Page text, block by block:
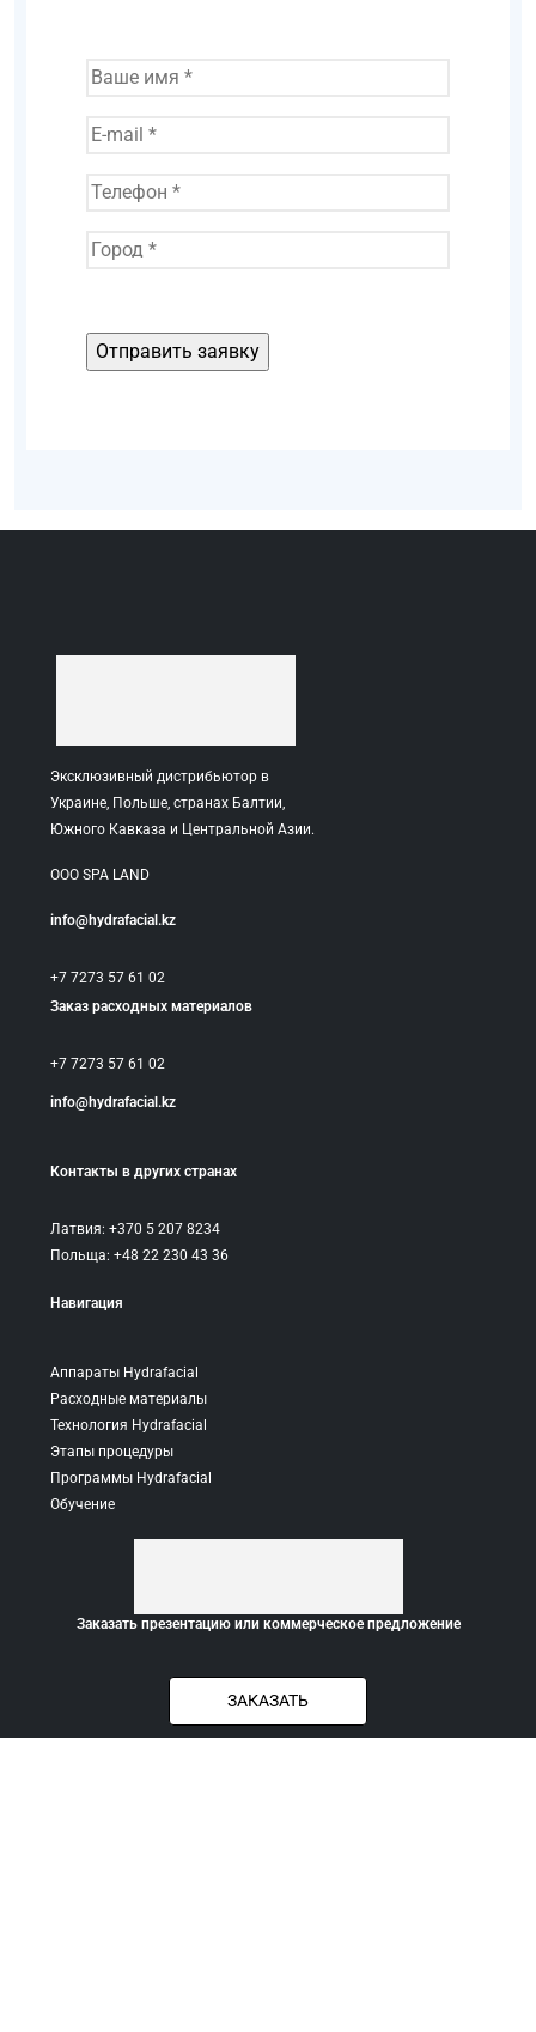
Эксклюзивный дистрибьютор в
Украине, Польше, странах Балтии,
Южного Кавказа и Центральной Азии.
ООО SPA LAND
info@hydrafacial.kz
+7 7273 57 61 02
Заказ расходных материалов
+7 7273 57 61 02
info@hydrafacial.kz
Контакты в других странах
Латвия: +370 5 207 8234
Польща: +48 22 230 43 36
Навигация
Аппараты Hydrafacial
Расходные материалы
Технология Hydrafacial
Этапы процедуры
Программы Hydrafacial
Обучение
Заказать презентацию или коммерческое предложение
ЗАКАЗАТЬ